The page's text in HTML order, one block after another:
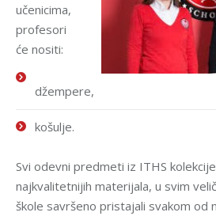
učenicima,
profesori
će nositi:
džempere,
košulje.
Svi odevni predmeti iz ITHS
najkvalitetnijih materijala, u svim
škole savršeno pristajali svakom od